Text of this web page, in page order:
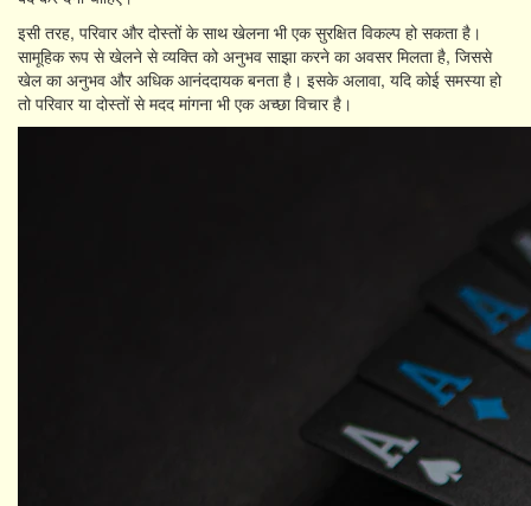
इसी तरह, परिवार और दोस्तों के साथ खेलना भी एक सुरक्षित विकल्प हो सकता है।
सामूहिक रूप से खेलने से व्यक्ति को अनुभव साझा करने का अवसर मिलता है, जिससे
खेल का अनुभव और अधिक आनंददायक बनता है। इसके अलावा, यदि कोई समस्या हो
तो परिवार या दोस्तों से मदद मांगना भी एक अच्छा विचार है।